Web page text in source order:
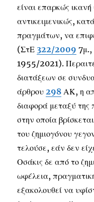
είναι επαρκώς
αντικειμενικώς,
πραγμάτων, να
(ΣτΕ 322/2009
1955/2021).
διατάξεων σε
άρθρου298 ΑΚ, η
διαφορά μεταξύ της
στην οποία
του ζημιογόνου
τελούσε, εάν δεν
Οσάκις δε από το
ωφέλεια,
εξακολουθεί να